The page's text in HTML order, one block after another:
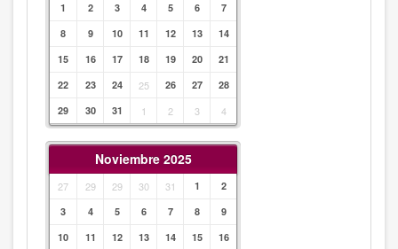
1 2 3 4 5 6
7
8
9 10 11 12 13
14
15
16 17 18 19 20
21
22
23 24 25 26 27
28
29
30 31 1 2 3 4
Noviembre 2025
27 29 29 30 31 1
2
3
4 5 6 7 8
9
10
11 12 13 14 15
16